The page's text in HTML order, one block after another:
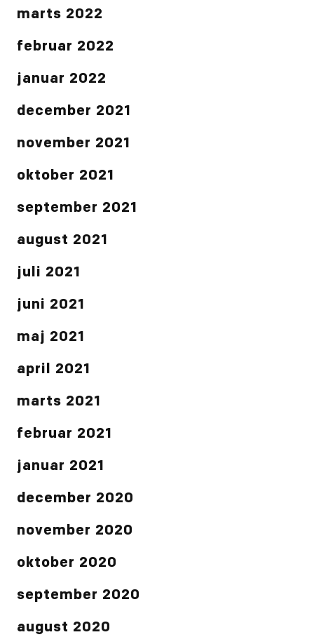
marts 2022
februar 2022
januar 2022
december 2021
november 2021
oktober 2021
september 2021
august 2021
juli 2021
juni 2021
maj 2021
april 2021
marts 2021
februar 2021
januar 2021
december 2020
november 2020
oktober 2020
september 2020
august 2020